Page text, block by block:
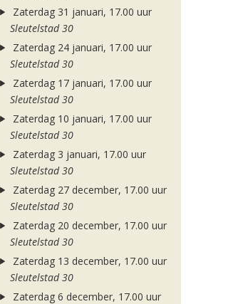
Zaterdag 31 januari, 17.00 uur
Sleutelstad 30
Zaterdag 24 januari, 17.00 uur
Sleutelstad 30
Zaterdag 17 januari, 17.00 uur
Sleutelstad 30
Zaterdag 10 januari, 17.00 uur
Sleutelstad 30
Zaterdag 3 januari, 17.00 uur
Sleutelstad 30
Zaterdag 27 december, 17.00 uur
Sleutelstad 30
Zaterdag 20 december, 17.00 uur
Sleutelstad 30
Zaterdag 13 december, 17.00 uur
Sleutelstad 30
Zaterdag 6 december, 17.00 uur